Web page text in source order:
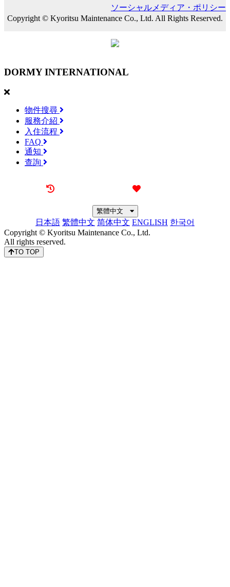
ソーシャルメディア・ポリシー
Copyright © Kyoritsu Maintenance Co., Ltd. All Rights Reserved.
DORMY INTERNATIONAL
物件搜尋
服務介紹
入住流程
FAQ
通知
查詢
繁體中文
日本語 繁體中文 简体中文 ENGLISH 한국어
Copyright © Kyoritsu Maintenance Co., Ltd.
All rights reserved.
TO TOP